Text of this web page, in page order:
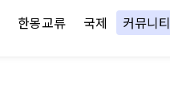
한몽교류 국제 커뮤니티